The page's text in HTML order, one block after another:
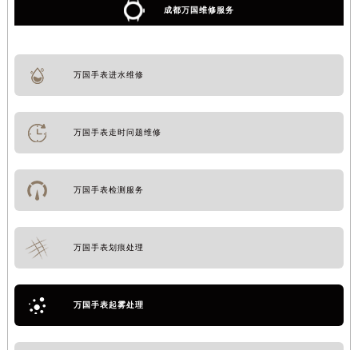
成都万国维修服务
万国手表进水维修
万国手表走时问题维修
万国手表检测服务
万国手表划痕处理
万国手表起雾处理